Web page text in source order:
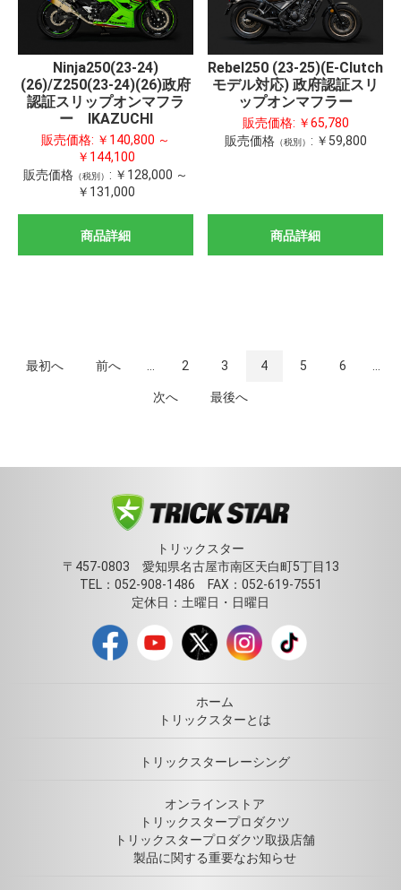
Ninja250(23-24)
(26)/Z250(23-24)(26)政府
認証スリップオンマフラ
ー IKAZUCHI
販売価格: ￥140,800 ～
￥144,100
販売価格 （税別） : ￥128,000 ～
￥131,000
商品詳細
Rebel250 (23-25)(E-Clutch
モデル対応) 政府認証スリ
ップオンマフラー
販売価格: ￥65,780
販売価格（税別） : ￥59,800
商品詳細
最初へ 前へ 2 3 4 5 6
次へ 最後へ
トリックスター
〒457-0803 愛知県名古屋市南区天白町5丁目13
TEL：052-908-1486 FAX：052-619-7551
定休日：土曜日・日曜日
ホーム
トリックスターとは
トリックスターレーシング
オンラインストア
トリックスタープロダクツ
トリックスタープロダクツ取扱店舗
製品に関する重要なお知らせ